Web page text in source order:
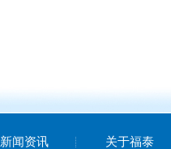
新闻资讯 关于福泰